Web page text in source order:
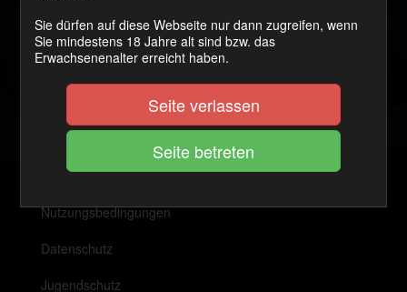
4. März 2017
Matratzensport
Nutzungsbedingungen
Datenschutz
Jugendschutz
Sie dürfen auf diese Webseite nur dann zugreifen, wenn
Sie mindestens 18 Jahre alt sind bzw. das
Erwachsenenalter erreicht haben.
Seite verlassen